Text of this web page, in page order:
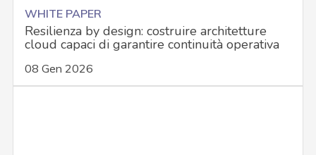
WHITE PAPER
Resilienza by design: costruire architetture
cloud capaci di garantire continuità operativa
08 Gen 2026